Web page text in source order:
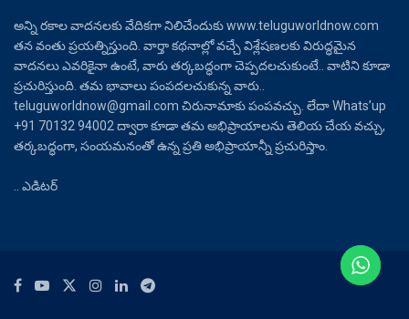
అన్ని రకాల వాదనలకు వేదికగా నిలిచేందుకు www.teluguworldnow.com
తన వంతు ప్రయత్నిస్తుంది. వార్తా కథనాల్లో వచ్చే విశ్లేషణలకు విరుద్ధమైన
వాదనలు ఎవరికైనా ఉంటే, వారు తర్కబద్ధంగా చెప్పదలచుకుంటే.. వాటిని కూడా
ప్రచురిస్తుంది. తమ భావాలు పంపదలచుకున్న వారు..
teluguworldnow@gmail.com చిరునామాకు పంపవచ్చు. లేదా Whats’up
+91 70132 94002 ద్వారా కూడా తమ అభిప్రాయాలను తెలియ చేయ వచ్చు,
తర్కబద్ధంగా, సంయమనంతో ఉన్న ప్రతి అభిప్రాయాన్నీ ప్రచురిస్తాం.
.. ఎడిటర్